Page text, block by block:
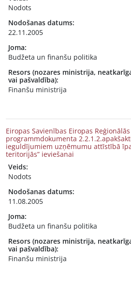
Nodots
Nodošanas datums:
22.11.2005
Joma:
Budžeta un finanšu politika
Resors (nozares ministrija,
vai pašvaldība):
Finanšu ministrija
Eiropas Savienības Eiropas
programmdokumenta
ieguldījumiem uzņēmumu attīstībā
teritorijās” ieviešanai
Veids:
Nodots
Nodošanas datums:
11.08.2005
Joma:
Budžeta un finanšu politika
Resors (nozares ministrija,
vai pašvaldība):
Finanšu ministrija